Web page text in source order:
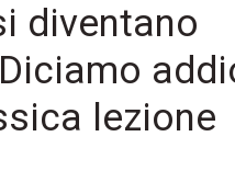
diventano
lezione